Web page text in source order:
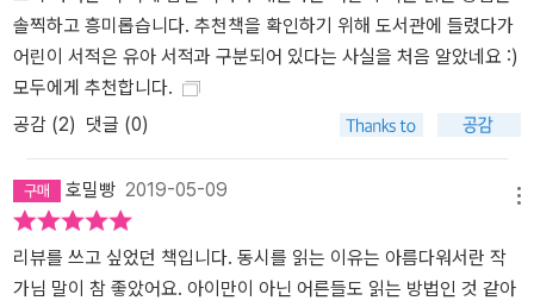
솔찍하고 흥미롭습니다. 추천책을 확인하기 위해 도서관에 들렸다가
어린이 서적은 유아 서적과 구분되어 있다는 사실을 처음 알았네요 :)
모두에게 추천합니다.
공감 (2) 댓글 (0)
호밀빵 2019-05-09
리뷰를 쓰고 싶었던 책입니다. 동시를 읽는 이유는 아름다워서란 작
가님 말이 참 좋았어요. 아이만이 아닌 어른들도 읽는 방법인 것 같아